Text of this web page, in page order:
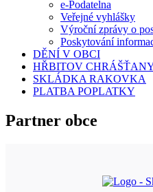
e-Podatelna
Veřejné vyhlášky
Výroční zprávy o
Poskytování
DĚNÍ V OBCI
HŘBITOV
SKLÁDKA RAKOVKA
PLATBA POPLATKY
Partner obce